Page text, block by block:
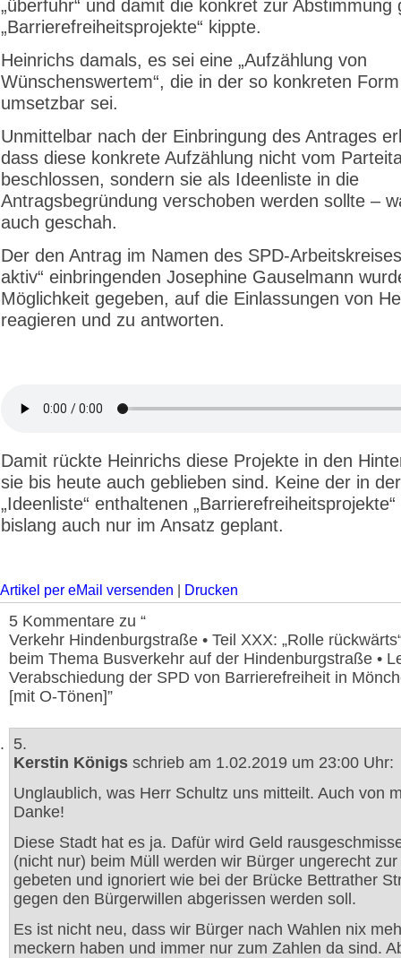
„überfuhr“ und damit die konkret zur Abstimmung
„Barrierefreiheitsprojekte“ kippte.
Heinrichs damals, es sei eine „Aufzählung von
Wünschenswertem“, die in der so konkreten
umsetzbar sei.
Unmittelbar nach der Einbringung des Antrages
dass diese konkrete Aufzählung nicht vom
beschlossen, sondern sie als Ideenliste in die
Antragsbegründung verschoben werden sollte –
auch geschah.
Der den Antrag im Namen des SPD-
aktiv“ einbringenden Josephine Gauselmann
Möglichkeit gegeben, auf die Einlassungen von
reagieren und zu antworten.
Damit rückte Heinrichs diese Projekte in den
sie bis heute auch geblieben sind. Keine der in der
„Ideenliste“ enthaltenen
bislang auch nur im Ansatz geplant.
Artikel per eMail versenden Drucken
5 Kommentare zu “
Verkehr Hindenburgstraße • Teil XXX: „Rolle
beim Thema Busverkehr auf der Hindenburgstraße •
Verabschiedung der SPD von Barrierefreiheit in
[mit O-Tönen]”
5.
Kerstin Königs schrieb am 1.02.2019 um 23:00 Uhr:
Unglaublich, was Herr Schultz uns mitteilt. Auch von
Danke!
Diese Stadt hat es ja. Dafür wird Geld
(nicht nur) beim Müll werden wir Bürger ungerecht
gebeten und ignoriert wie bei der Brücke Bettrather
gegen den Bürgerwillen abgerissen werden soll.
Es ist nicht neu, dass wir Bürger nach Wahlen nix
meckern haben und immer nur zum Zahlen da sind.